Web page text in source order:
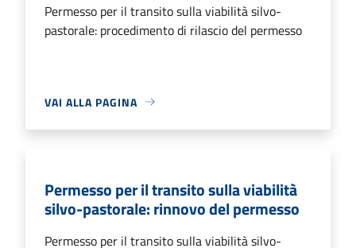
Permesso per il transito sulla viabilità silvo-
pastorale: procedimento di rilascio del permesso
VAI ALLA PAGINA
Permesso per il transito sulla viabilità
silvo-pastorale: rinnovo del permesso
Permesso per il transito sulla viabilità silvo-